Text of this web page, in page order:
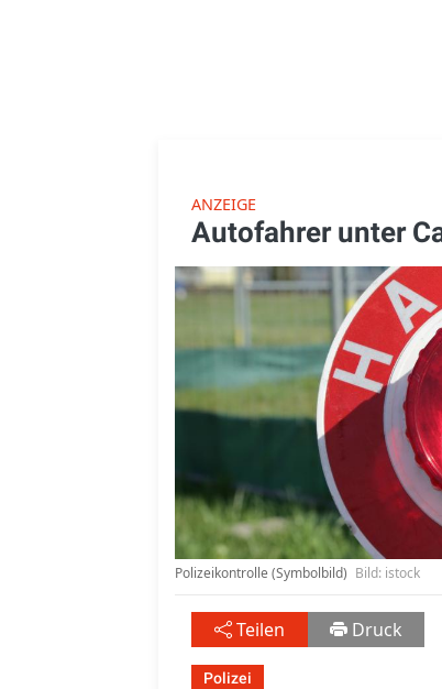
ANZEIGE
Autofahrer unter
Polizeikontrolle (Symbolbild) Bild: istock
Teilen Druck
Polizei